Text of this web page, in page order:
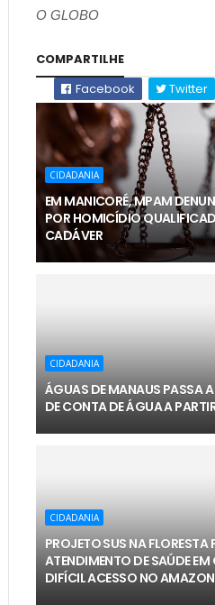
O GLOBO
COMPARTILHE
Facebook
Twitter
CIDADANIA
EM MANICORÉ, MPAM
POR HOMICÍDIO
CADÁVER
CIDADANIA
ÁGUAS DE MANAUS PASSA
DE CONTA DE ÁGUA A
CIDADANIA
PROJETO SUS NA FLORESTA
ATENDIMENTO DE SAÚDE
DIFÍCIL ACESSO NO